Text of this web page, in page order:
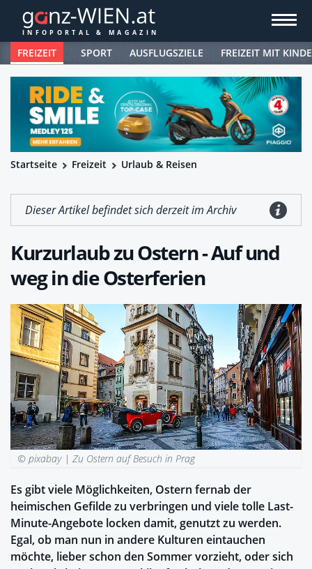
FREIZEIT SPORT AUSFLUGSZIELE FREIZEIT MIT
Startseite Freizeit Urlaub & Reisen
Dieser Artikel befindet sich derzeit im Archiv
Kurzurlaub zu Ostern - Auf und
weg in die Osterferien
© pixabay |Zu Ostern auf Besuch in Prag
Es gibt viele Möglichkeiten, Ostern fernab der
heimischen Gefilde zu verbringen und viele tolle Last-
Minute-Angebote locken damit, genutzt zu werden.
Egal, ob man nun in andere Kulturen eintauchen
möchte, lieber schon den Sommer vorzieht, oder sich